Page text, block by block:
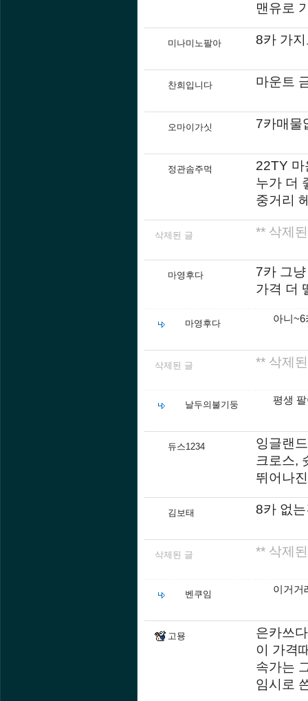
맨유로
미나미노팔아 8카 가
찬희입니다 마운트
오마이가싯 7카매물
정관솜주먹
22TY
누가 더
중거리
삭제된 글 ** 삭제
마영후다
7카 그
가격 더
마영후다 아니
삭제된 글 ** 삭제
날두의불기둥 평생
듀스1234
잉글랜
크로스,
뛰어나
김보태 8카 없
삭제된 글 ** 삭제
벤쿠임 이거거
고묭
은카쓰
이 가격
속가는
임시로